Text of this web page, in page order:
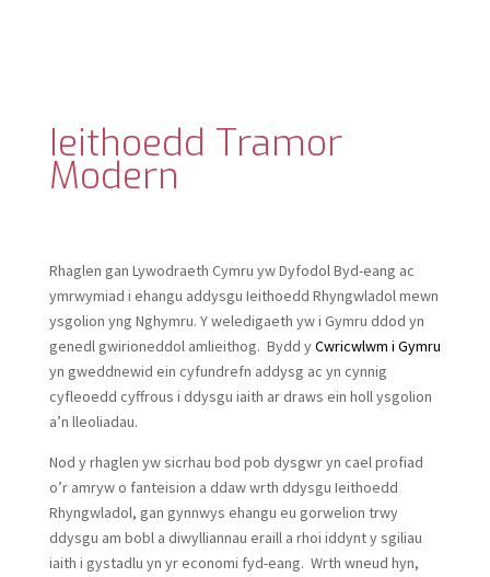
Ieithoedd Tramor
Modern
Rhaglen gan Lywodraeth Cymru yw Dyfodol Byd-eang ac
ymrwymiad i ehangu addysgu Ieithoedd Rhyngwladol mewn
ysgolion yng Nghymru. Y weledigaeth yw i Gymru ddod yn
genedl gwirioneddol amlieithog. Bydd yCwricwlwm i Gymru
yn gweddnewid ein cyfundrefn addysg ac yn cynnig
cyfleoedd cyffrous i ddysgu iaith ar draws ein holl ysgolion
a’n lleoliadau.
Nod y rhaglen yw sicrhau bod pob dysgwr yn cael profiad
o’r amryw o fanteision a ddaw wrth ddysgu Ieithoedd
Rhyngwladol, gan gynnwys ehangu eu gorwelion trwy
ddysgu am bobl a diwylliannau eraill a rhoi iddynt y sgiliau
iaith i gystadlu yn yr economi fyd-eang. Wrth wneud hyn,